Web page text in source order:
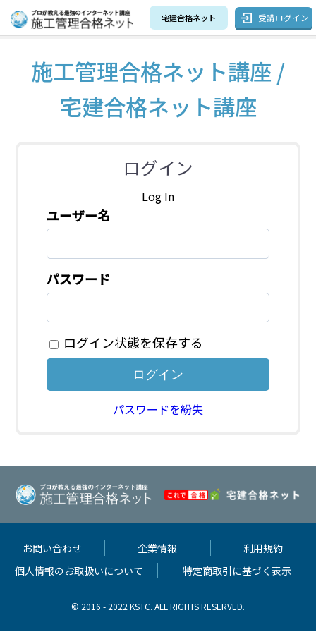
宅建合格ネット 受講ログイン
施工管理合格ネット講座 /
宅建合格ネット講座
ログイン
Log In
ユーザー名
パスワード
ログイン状態を保存する
パスワードを紛失
お問い合わせ 企業情報
利用規約
個人情報のお取扱いについて
特定商取引に基づく表示
© 2016 - 2022 KSTC. ALL RIGHTS RESERVED.